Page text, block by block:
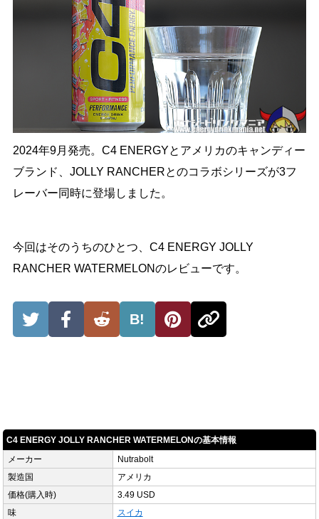
2024年9月発売。C4 ENERGYとアメリカのキャンディー
ブランド、JOLLY RANCHERとのコラボシリーズが3フ
レーバー同時に登場しました。
今回はそのうちのひとつ、C4 ENERGY JOLLY
RANCHER WATERMELONのレビューです。
B!
C4 ENERGY JOLLY RANCHER WATERMELONの基本情報
メーカー
Nutrabolt
製造国
アメリカ
価格(購入時)
3.49 USD
味
スイカ